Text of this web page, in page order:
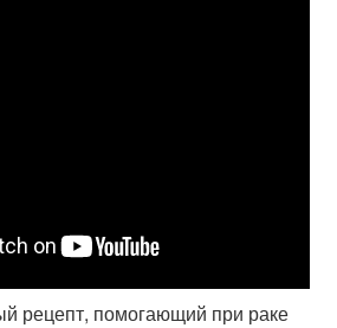
рецепт, помогающий при раке